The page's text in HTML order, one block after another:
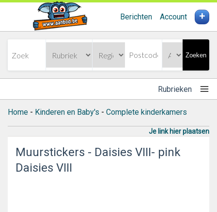
Berichten Account +
Zoeken
Rubrieken
Home - Kinderen en Baby's - Complete kinderkamers
Je link hier plaatsen
Muurstickers - Daisies VIII- pink
Daisies VIII